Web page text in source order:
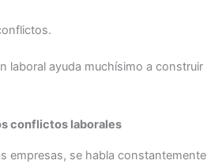
laboral ayuda muchísimo a construir
conflictos laborales
empresas, se habla constantemente